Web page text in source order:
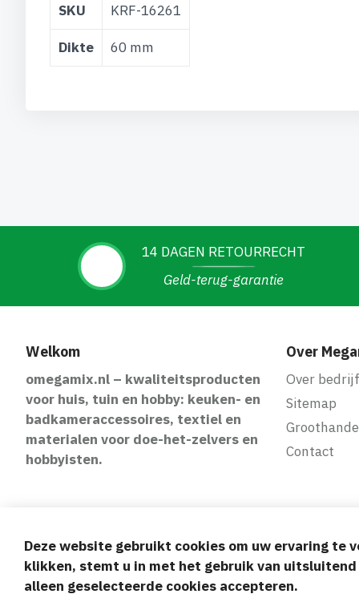
informatie
SKU KRF-16261
Dikte 60 mm
14 DAGEN RETOURRECHT
Geld-terug-garantie
Welkom
omegamix.nl – kwaliteitsproducten
voor huis, tuin en hobby: keuken- en
badkameraccessoires, textiel en
materialen voor doe-het-zelvers en
hobbyisten.
Over
Over bedrijf
Sitemap
Contact
Veilige en
Deze website gebruikt cookies om uw ervaring te
klikken, stemt u in met het gebruik van
alleen geselecteerde cookies accepteren.